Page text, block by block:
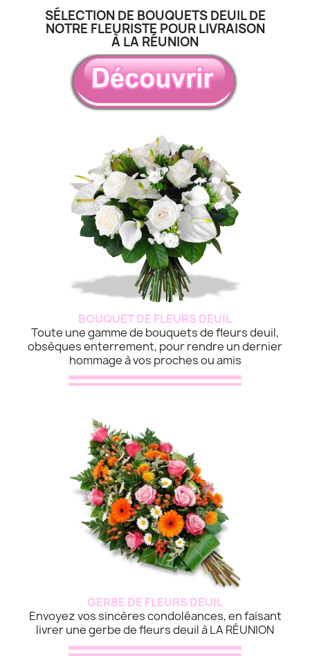
SÉLECTION DE BOUQUETS DEUIL DE
NOTRE FLEURISTE POUR LIVRAISON
À LA RÉUNION
BOUQUET DE FLEURS DEUIL
Toute une gamme de bouquets de fleurs deuil,
obsèques enterrement, pour rendre un dernier
hommage à vos proches ou amis
GERBE DE FLEURS DEUIL
Envoyez vos sincères condoléances, en faisant
livrer une gerbe de fleurs deuil à LA RÉUNION